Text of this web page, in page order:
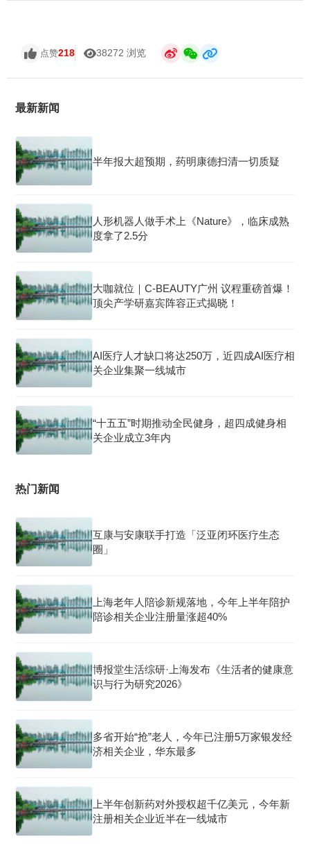
点赞218 38272 浏览
最新新闻
半年报大超预期，药明康德扫清一切质疑
人形机器人做手术上《Nature》，临床成熟
度拿了2.5分
大咖就位｜C-BEAUTY广州 议程重磅首爆！
顶尖产学研嘉宾阵容正式揭晓！
AI医疗人才缺口将达250万，近四成AI医疗相
关企业集聚一线城市
“十五五”时期推动全民健身，超四成健身相
关企业成立3年内
热门新闻
互康与安康联手打造「泛亚闭环医疗生态
圈」
上海老年人陪诊新规落地，今年上半年陪护
陪诊相关企业注册量涨超40%
博报堂生活综研·上海发布《生活者的健康意
识与行为研究2026》
多省开始“抢”老人，今年已注册5万家银发经
济相关企业，华东最多
上半年创新药对外授权超千亿美元，今年新
注册相关企业近半在一线城市